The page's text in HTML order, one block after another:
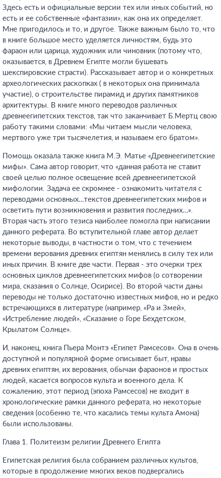
Здесь есть и официальные версии тех или иных событий, но
есть и ее собственные «фантазии», как она их определяет.
Мне пригодилось и то, и другое. Также важным было то, что
в книге большое место уделяется личностям, будь это
фараон или царица, художник или чиновник (потому что,
оказывается, в Древнем Египте могли бушевать
шекспировские страсти). Рассказывает автор и о конкретных
археологических раскопках ( в некоторых она принимала
участие), о строительстве пирамид и других памятников
архитектуры. В книге много переводов различных
древнеегипетских текстов, так что заканчивает Б.Мертц свою
работу такими словами: «Мы читаем мысли человека,
мертвого уже три тысячелетия, и называем его братом».
Помощь оказала также книга М.Э. Матье «Древнеегипетские
мифы». Сама автор говорит, что «данная работа не ставит
своей целью полное освещение всей древнеегипетской
мифологии. Задача ее скромнее - ознакомить читателя с
переводами основных…текстов древнеегипетских мифов и
осветить пути возникновения и развития последних…».
Вторая часть этого тезиса наиболее помогла при написании
данного реферата. Во вступительной главе автор делает
некоторые выводы, в частности о том, что с течением
времени верования древних египтян менялись в силу тех или
иных причин. В книге две части. Первая - это очерки трех
основных циклов древнеегипетских мифов (о сотворении
мира, сказания о Солнце, Осирисе). Во второй части даны
переводы не только достаточно известных мифов, но и редко
встречающихся в литературе (например, «Ра и Змей»,
«Истребление людей», «Сказание о Горе Бехдетском,
Крылатом Солнце».
И, наконец, книга Пьера Монтэ «Египет Рамсесов». Она в очень
доступной и популярной форме описывает быт, нравы
древних египтян, их верования, обычаи фараонов и простых
людей, касается вопросов культа и военного дела. К
сожалению, этот период (эпоха Рамсесов) не входит в
хронологические рамки данного реферата, но некоторые
сведения (особенно те, что касались темы культа Амона)
были использованы.
Глава 1. Политеизм религии Древнего Египта
Египетская религия была собранием различных культов,
которые в продолжение многих веков подвергались